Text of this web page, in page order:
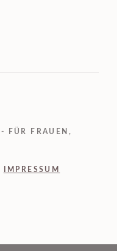
- FÜR FRAUEN,
IMPRESSUM